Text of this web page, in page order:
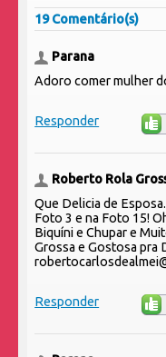
19 Comentário(s)
Parana
Adoro comer mulher
Responder
Roberto Rola
Que Delicia de
Foto 3 e na Foto 15!
Biquíni e Chupar e
Grossa e Gostosa pra
Responder